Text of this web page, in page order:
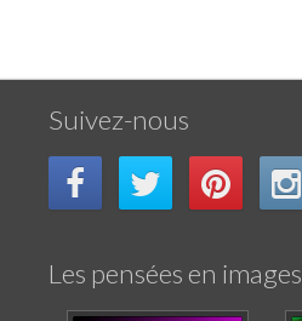
Suivez-nous
Les pensées en images